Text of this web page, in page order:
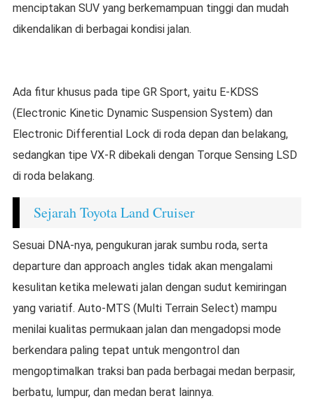
menciptakan SUV yang berkemampuan tinggi dan mudah
dikendalikan di berbagai kondisi jalan.
Ada fitur khusus pada tipe GR Sport, yaitu E-KDSS
(Electronic Kinetic Dynamic Suspension System) dan
Electronic Differential Lock di roda depan dan belakang,
sedangkan tipe VX-R dibekali dengan Torque Sensing LSD
di roda belakang.
Sejarah Toyota Land Cruiser
Sesuai DNA-nya, pengukuran jarak sumbu roda, serta
departure dan approach angles tidak akan mengalami
kesulitan ketika melewati jalan dengan sudut kemiringan
yang variatif. Auto-MTS (Multi Terrain Select) mampu
menilai kualitas permukaan jalan dan mengadopsi mode
berkendara paling tepat untuk mengontrol dan
mengoptimalkan traksi ban pada berbagai medan berpasir,
berbatu, lumpur, dan medan berat lainnya.